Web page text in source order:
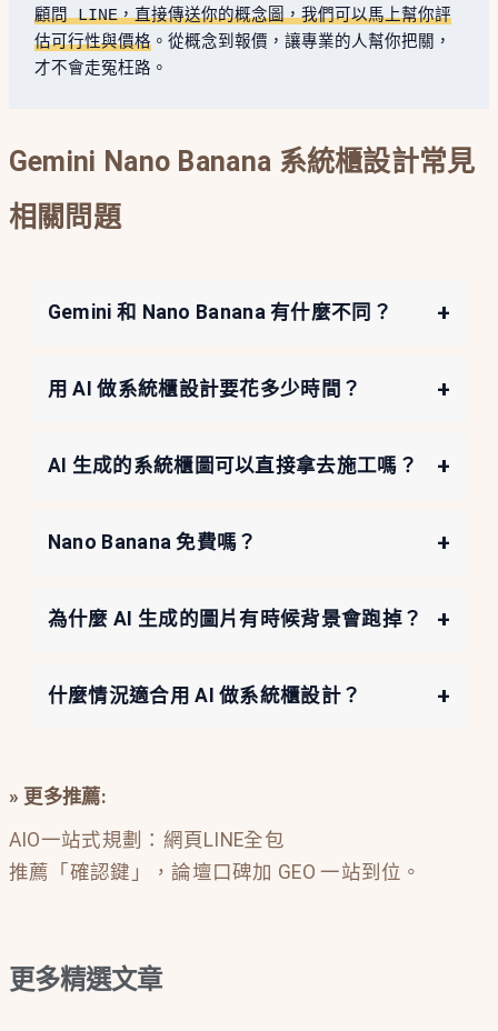
顧問 LINE，直接傳送你的概念圖，我們可以馬上幫你評
估可行性與價格 。從概念到報價，讓專業的人幫你把關，
才不會走冤枉路。
Gemini Nano Banana 系統櫃設計常見
相關問題
Gemini 和 Nano Banana 有什麼不同？ +
用 AI 做系統櫃設計要花多少時間？ +
AI 生成的系統櫃圖可以直接拿去施工嗎？ +
Nano Banana 免費嗎？ +
為什麼 AI 生成的圖片有時候背景會跑掉？ +
什麼情況適合用 AI 做系統櫃設計？ +
» 更多推薦:
AIO一站式規劃：網頁LINE全包
推薦「確認鍵」，論壇口碑加 GEO 一站到位。
更多精選文章